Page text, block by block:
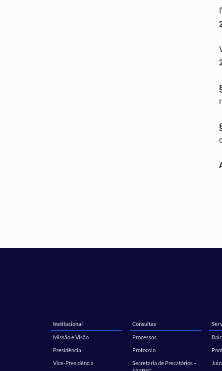
Institucional
Missão e Visão
Presidência
Vice-Presidência
Consultas
Processos
Protocolo
Secretaria de Precatórios –